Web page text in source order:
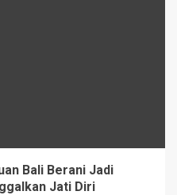
Bali Berani Jadi
Jati Diri